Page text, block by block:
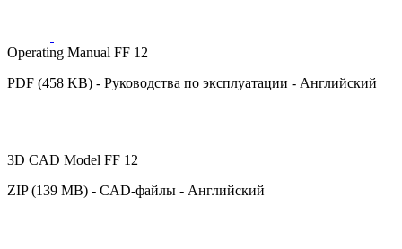
Operating Manual FF 12
PDF (458 KB) - Руководства по эксплуатации - Английский
3D CAD Model FF 12
ZIP (139 MB) - CAD-файлы - Английский